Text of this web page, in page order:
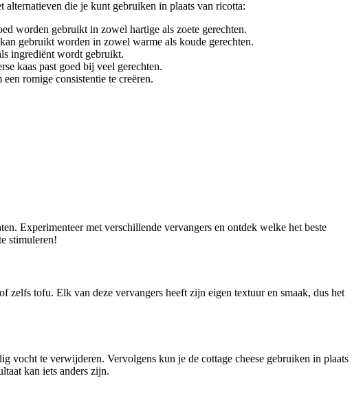
die je kunt gebruiken in plaats van ricotta:
worden gebruikt in zowel hartige als zoete gerechten.
gebruikt worden in zowel warme als koude gerechten.
ingrediënt wordt gebruikt.
kaas past goed bij veel gerechten.
romige consistentie te creëren.
Experimenteer met verschillende vervangers en ontdek welke het beste
stimuleren!
zelfs tofu. Elk van deze vervangers heeft zijn eigen textuur en smaak, dus het
vocht te verwijderen. Vervolgens kun je de cottage cheese gebruiken in plaats
kan iets anders zijn.